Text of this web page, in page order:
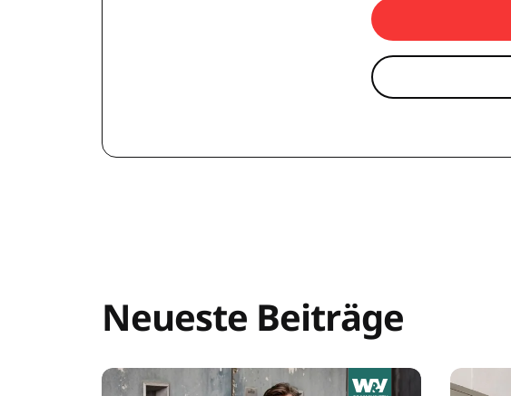
Neueste Beiträge